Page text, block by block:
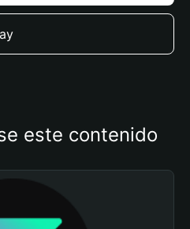
este contenido